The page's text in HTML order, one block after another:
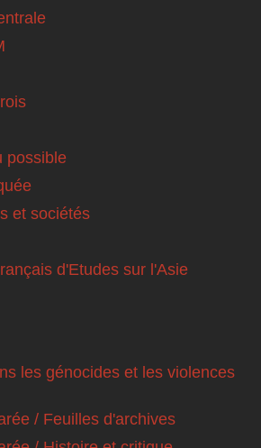
possible
et sociétés
d'Etudes sur l'Asie
les génocides et les violences
/ Feuilles d'archives